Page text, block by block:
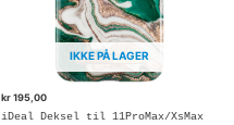
IKKE PÅ LAGER
kr195,00
iDeal Deksel til 11ProMax/XsMax